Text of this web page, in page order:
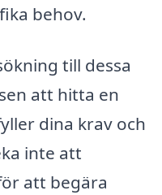
behov.
till dessa
att hitta en
dina krav och
inte att
att begära